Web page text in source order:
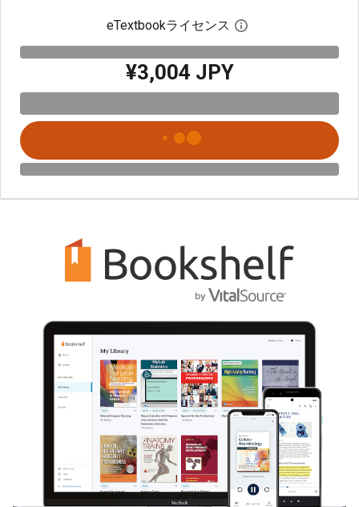
eTextbookライセンス デジタルライセン
¥3,004 JPY